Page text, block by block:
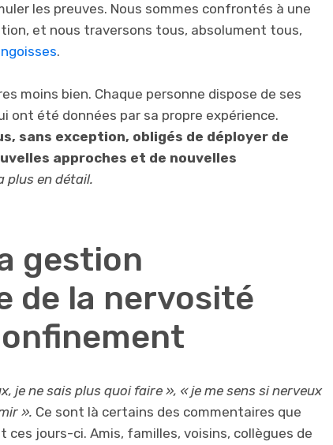
les preuves. Nous sommes confrontés à une
et nous traversons tous, absolument tous,
.
moins bien. Chaque personne dispose de ses
ont été données par sa propre expérience.
sans exception, obligés de déployer de
approches et de nouvelles
plus en détail.
gestion
de la nervosité
je ne sais plus quoi faire », « je me sens si nerveux
». Ce sont là certains des commentaires que
ces jours-ci. Amis, familles, voisins, collègues de